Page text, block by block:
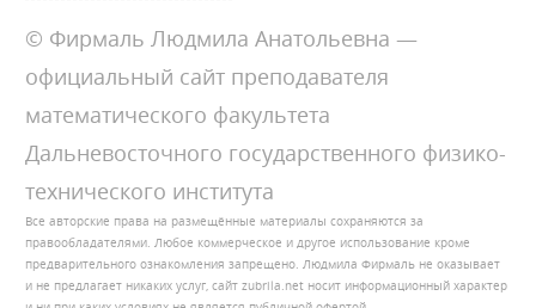
© Фирмаль Людмила Анатольевна —
официальный сайт преподавателя
математического факультета
Дальневосточного государственного физико-
технического института
Все авторские права на размещённые материалы сохраняются за
правообладателями. Любое коммерческое и другое использование кроме
предварительного ознакомления запрещено. Людмила Фирмаль не оказывает
и не предлагает никаких услуг, сайт zubrila.net носит информационный характер